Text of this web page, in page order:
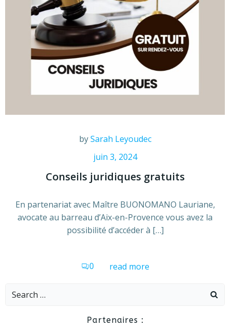
bySarah Leyoudec
juin 3, 2024
Conseils juridiques gratuits
En partenariat avec Maître BUONOMANO Lauriane,
avocate au barreau d’Aix-en-Provence vous avez la
possibilité d’accéder à […]
0 read more
Search
Partenaires :